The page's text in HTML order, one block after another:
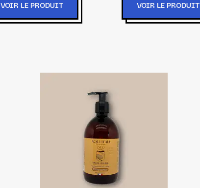
VOIR LE PRODUIT VOIR LE PRODUIT